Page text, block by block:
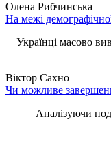
Олена Рибчинська
На межі
Українці масово
Віктор Сахно
Чи можливе
Аналізуючи події